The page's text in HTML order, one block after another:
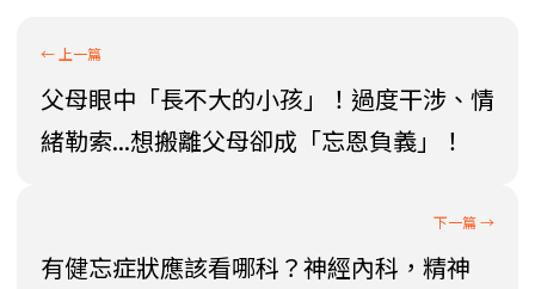
父母眼中「長不大的小孩」！過度干涉、情
緒勒索...想搬離父母卻成「忘恩負義」！
有健忘症狀應該看哪科？神經內科，精神